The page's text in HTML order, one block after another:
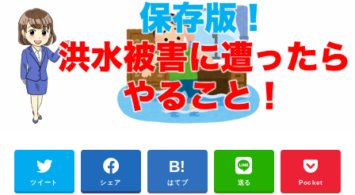
ツイート シェア はてブ 送る Pocket